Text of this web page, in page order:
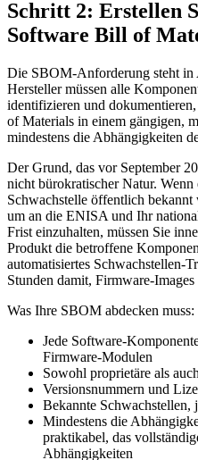
Schritt 2: Erstellen
Software Bill of
Die SBOM-Anforderung steht
Hersteller müssen alle
identifizieren und
of Materials in einem gängigen,
mindestens die Abhängigkeiten
Der Grund, das vor September
nicht bürokratischer Natur. Wenn
Schwachstelle öffentlich
um an die ENISA und Ihr
Frist einzuhalten, müssen Sie
Produkt die betroffene
automatisiertes Schwachstellen-
Stunden damit, Firmware-
Was Ihre SBOM abdecken muss:
Jede Software-
Firmware-Modulen
Sowohl proprietäre als
Versionsnummern und
Bekannte Schwachstellen,
Mindestens die
praktikabel, das
Abhängigkeiten